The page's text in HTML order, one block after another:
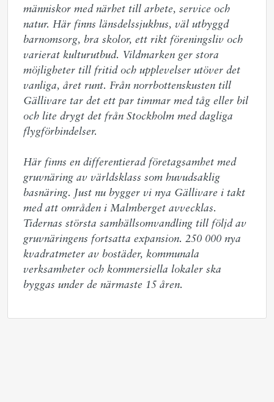
människor med närhet till arbete, service och
natur. Här finns länsdelssjukhus, väl utbyggd
barnomsorg, bra skolor, ett rikt föreningsliv och
varierat kulturutbud. Vildmarken ger stora
möjligheter till fritid och upplevelser utöver det
vanliga, året runt. Från norrbottenskusten till
Gällivare tar det ett par timmar med tåg eller bil
och lite drygt det från Stockholm med dagliga
flygförbindelser.
Här finns en differentierad företagsamhet med
gruvnäring av världsklass som huvudsaklig
basnäring. Just nu bygger vi nya Gällivare i takt
med att områden i Malmberget avvecklas.
Tidernas största samhällsomvandling till följd av
gruvnäringens fortsatta expansion. 250 000 nya
kvadratmeter av bostäder, kommunala
verksamheter och kommersiella lokaler ska
byggas under de närmaste 15 åren.